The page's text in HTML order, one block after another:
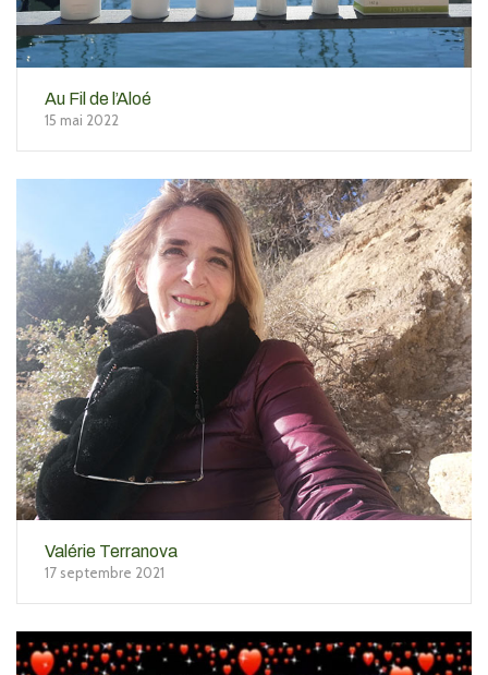
Au Fil de l’Aloé
15 mai 2022
Valérie Terranova
17 septembre 2021